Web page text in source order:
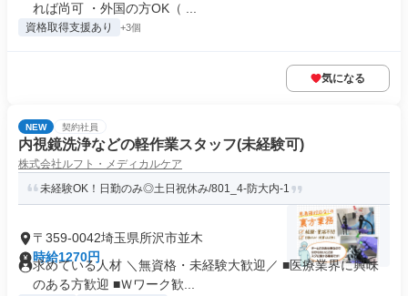
れば尚可 ・外国の方OK（ ...
資格取得支援あり +3個
気になる
NEW 契約社員
内視鏡洗浄などの軽作業スタッフ(未経験可)
株式会社ルフト・メディカルケア
未経験OK！日勤のみ◎土日祝休み/801_4-防大内-1
〒359-0042埼玉県所沢市並木
時給1270円
求めている人材 ＼無資格・未経験大歓迎／ ■医療業界に興味
のある方歓迎 ■Ｗワーク歓...